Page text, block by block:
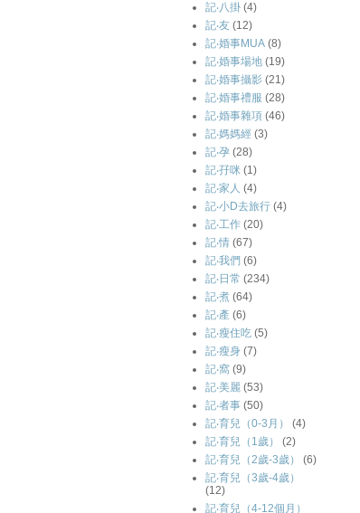
記‧八掛 (4)
記‧友 (12)
記‧婚事MUA (8)
記‧婚事場地 (19)
記‧婚事攝影 (21)
記‧婚事禮服 (28)
記‧婚事雜項 (46)
記‧媽媽經 (3)
記‧孕 (28)
記‧孖咪 (1)
記‧家人 (4)
記‧小D去旅行 (4)
記‧工作 (20)
記‧情 (67)
記‧我們 (6)
記‧日常 (234)
記‧煮 (64)
記‧產 (6)
記‧瘦住吃 (5)
記‧瘦身 (7)
記‧窩 (9)
記‧美麗 (53)
記‧者事 (50)
記‧育兒（0-3月）
(4)
記‧育兒（1歲）
(2)
記‧育兒（2歲-3歲）
(6)
記‧育兒（3歲-4歲）
(12)
記‧育兒（4-12個月）